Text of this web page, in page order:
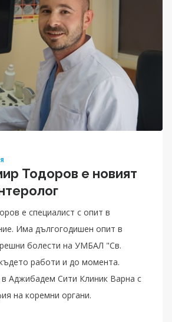
Тодоров е новият
е специалист с опит в
Има дългогодишен опит в
болести на УМБАЛ "Св.
работи и до момента.
в Аджибадем Сити Клиник Варна с
на коремни органи.